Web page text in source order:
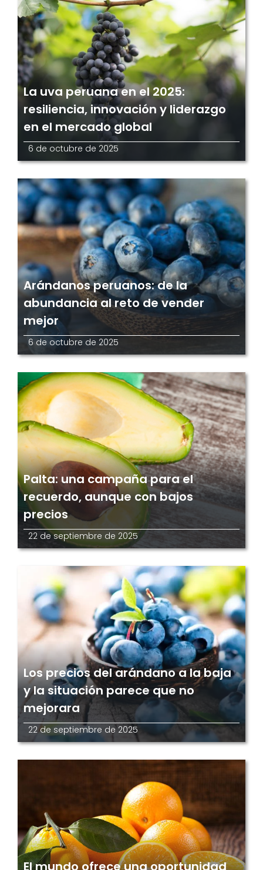
La uva peruana en el 2025:
resiliencia, innovación y liderazgo
en el mercado global
6 de octubre de 2025
Arándanos peruanos: de la
abundancia al reto de vender
mejor
6 de octubre de 2025
Palta: una campaña para el
recuerdo, aunque con bajos
precios
22 de septiembre de 2025
Los precios del arándano a la baja
y la situación parece que no
mejorara
22 de septiembre de 2025
El mundo ofrece una oportunidad